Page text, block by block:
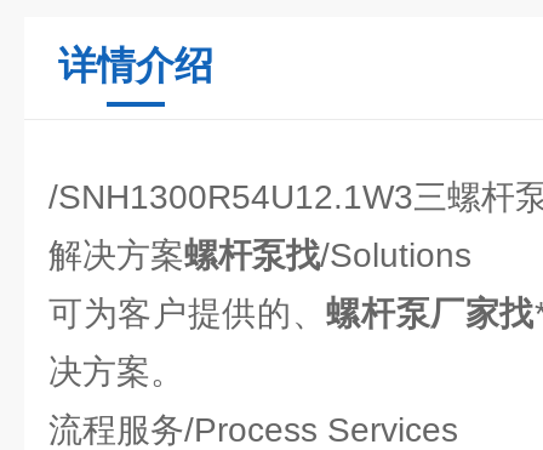
详情介绍
/SNH1300R54U12.1W3三螺杆
解决方案螺杆泵找/Solutions
可为客户提供的、螺杆泵厂家找
决方案。
流程服务/Process Services